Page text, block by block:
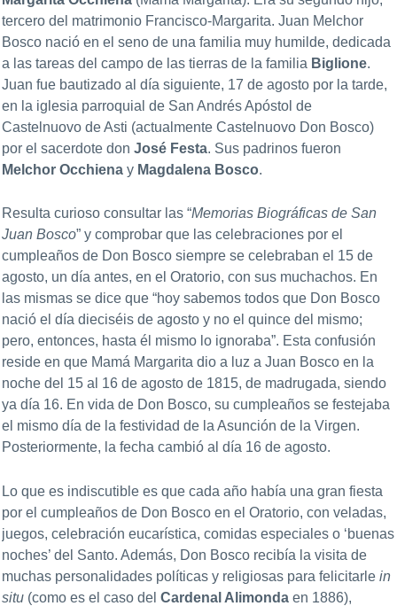
tercero del matrimonio Francisco-Margarita. Juan Melchor
Bosco nació en el seno de una familia muy humilde, dedicada
a las tareas del campo de las tierras de la familia Biglione.
Juan fue bautizado al día siguiente, 17 de agosto por la tarde,
en la iglesia parroquial de San Andrés Apóstol de
Castelnuovo de Asti (actualmente Castelnuovo Don Bosco)
por el sacerdote donJosé Festa. Sus padrinos fueron
Melchor Occhiena y Magdalena Bosco.
Resulta curioso consultar las “Memorias Biográficas de San
Juan Bosco” y comprobar que las celebraciones por el
cumpleaños de Don Bosco siempre se celebraban el 15 de
agosto, un día antes, en el Oratorio, con sus muchachos. En
las mismas se dice que “hoy sabemos todos que Don Bosco
nació el día dieciséis de agosto y no el quince del mismo;
pero, entonces, hasta él mismo lo ignoraba”. Esta confusión
reside en que Mamá Margarita dio a luz a Juan Bosco en la
noche del 15 al 16 de agosto de 1815, de madrugada, siendo
ya día 16. En vida de Don Bosco, su cumpleaños se festejaba
el mismo día de la festividad de la Asunción de la Virgen.
Posteriormente, la fecha cambió al día 16 de agosto.
Lo que es indiscutible es que cada año había una gran fiesta
por el cumpleaños de Don Bosco en el Oratorio, con veladas,
juegos, celebración eucarística, comidas especiales o ‘buenas
noches’ del Santo. Además, Don Bosco recibía la visita de
muchas personalidades políticas y religiosas para felicitarlein
situ (como es el caso delCardenal Alimonda en 1886),